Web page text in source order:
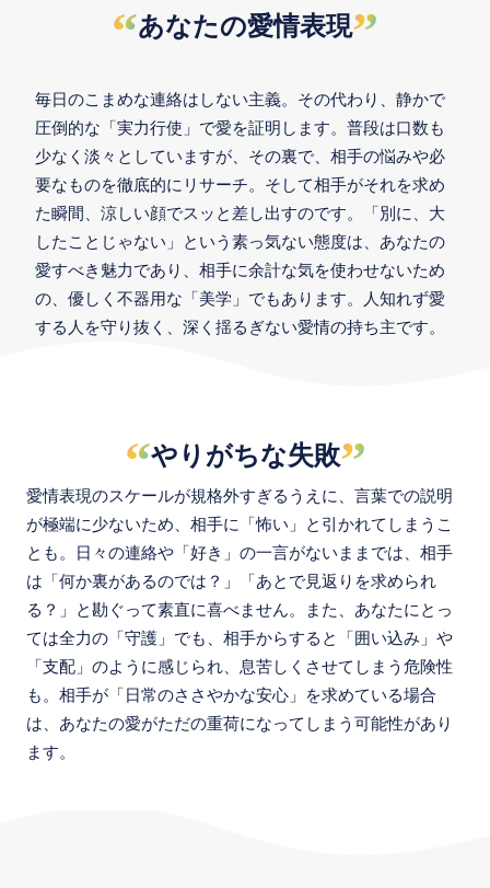
“あなたの愛情表現”
毎日のこまめな連絡はしない主義。その代わり、静かで
圧倒的な「実力行使」で愛を証明します。普段は口数も
少なく淡々としていますが、その裏で、相手の悩みや必
要なものを徹底的にリサーチ。そして相手がそれを求め
た瞬間、涼しい顔でスッと差し出すのです。「別に、大
したことじゃない」という素っ気ない態度は、あなたの
愛すべき魅力であり、相手に余計な気を使わせないため
の、優しく不器用な「美学」でもあります。人知れず愛
する人を守り抜く、深く揺るぎない愛情の持ち主です。
“やりがちな失敗”
愛情表現のスケールが規格外すぎるうえに、言葉での説明
が極端に少ないため、相手に「怖い」と引かれてしまうこ
とも。日々の連絡や「好き」の一言がないままでは、相手
は「何か裏があるのでは？」「あとで見返りを求められ
る？」と勘ぐって素直に喜べません。また、あなたにとっ
ては全力の「守護」でも、相手からすると「囲い込み」や
「支配」のように感じられ、息苦しくさせてしまう危険性
も。相手が「日常のささやかな安心」を求めている場合
は、あなたの愛がただの重荷になってしまう可能性があり
ます。